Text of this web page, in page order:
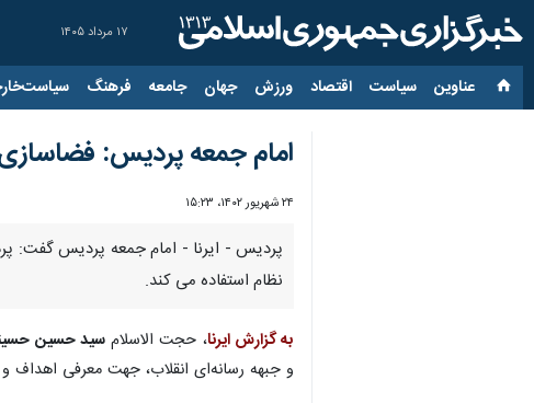
۱۷ مرداد ۱۴۰۵
عناوین‌ سیاست اقتصاد ورزش جهان جامعه فرهنگ
امام جمعه پردیس:
۲۴ شهریور ۱۴۰۲، ۱۵:۲۳
پردیس - ایرنا - امام جمعه پردیس گفت:
نظام استفاده می کند.
به گزارش ایرنا، حجت الاسلامسید حسین
و جبهه رسانه‌ای انقلاب، جهت معرفی اهداف